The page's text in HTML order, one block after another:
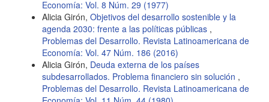
Economía: Vol. 8 Núm. 29 (1977)
Alicia Girón, Objetivos del desarrollo sostenible y la
agenda 2030: frente a las políticas públicas ,
Problemas del Desarrollo. Revista Latinoamericana de
Economía: Vol. 47 Núm. 186 (2016)
Alicia Girón, Deuda externa de los países
subdesarrollados. Problema financiero sin solución ,
Problemas del Desarrollo. Revista Latinoamericana de